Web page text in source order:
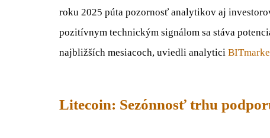
roku 2025 púta pozornosť analytikov aj
pozitívnym technickým signálom sa stáva
najbližších mesiacoch, uviedli analytici
Litecoin: Sezónnosť trhu